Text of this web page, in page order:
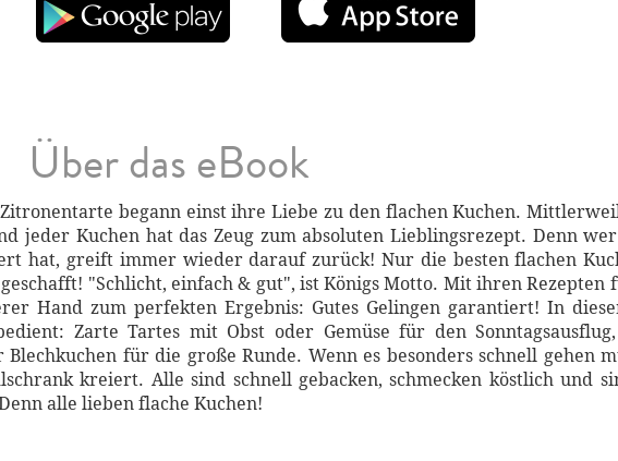
Über das eBook
begann einst ihre Liebe zu den flachen Kuchen.
jeder Kuchen hat das Zeug zum absoluten Lieblingsrezept. Denn
hat, greift immer wieder darauf zurück! Nur die besten flachen
"Schlicht, einfach & gut", ist Königs Motto. Mit ihren Rezepten
Hand zum perfekten Ergebnis: Gutes Gelingen garantiert! In
Zarte Tartes mit Obst oder Gemüse für den
für die große Runde. Wenn es besonders schnell gehen
kreiert. Alle sind schnell gebacken, schmecken köstlich und
alle lieben flache Kuchen!